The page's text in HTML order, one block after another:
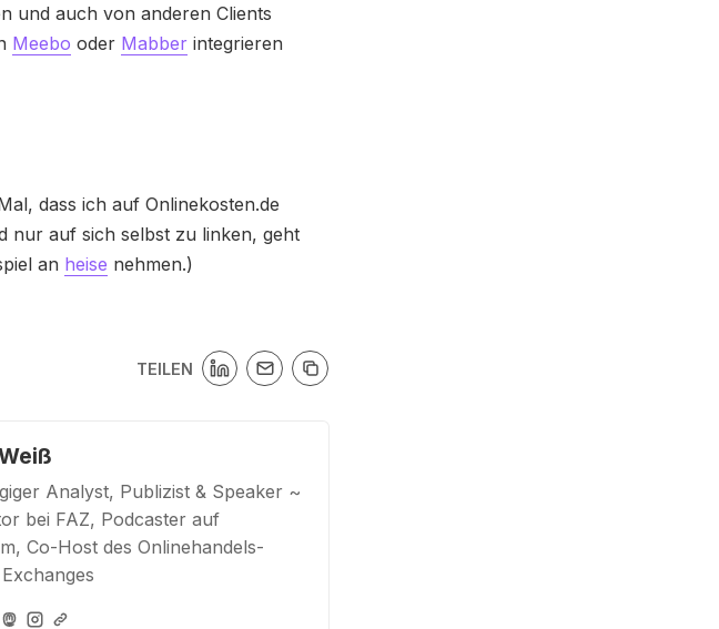
und auch von anderen Clients
Meebo oder Mabber integrieren
dass ich auf Onlinekosten.de
nur auf sich selbst zu linken, geht
an heise nehmen.)
TEILEN
Analyst, Publizist & Speaker ~
bei FAZ, Podcaster auf
Co-Host des Onlinehandels-